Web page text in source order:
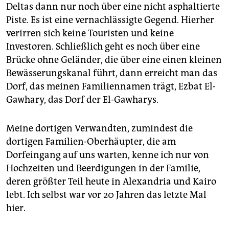
Deltas dann nur noch über eine nicht asphaltierte
Piste. Es ist eine vernachlässigte Gegend. Hierher
verirren sich keine Touristen und keine
Investoren. Schließlich geht es noch über eine
Brücke ohne Geländer, die über eine einen kleinen
Bewässerungskanal führt, dann erreicht man das
Dorf, das meinen Familiennamen trägt, Ezbat El-
Gawhary, das Dorf der El-Gawharys.
Meine dortigen Verwandten, zumindest die
dortigen Familien-Oberhäupter, die am
Dorfeingang auf uns warten, kenne ich nur von
Hochzeiten und Beerdigungen in der Familie,
deren größter Teil heute in Alexandria und Kairo
lebt. Ich selbst war vor 20 Jahren das letzte Mal
hier.